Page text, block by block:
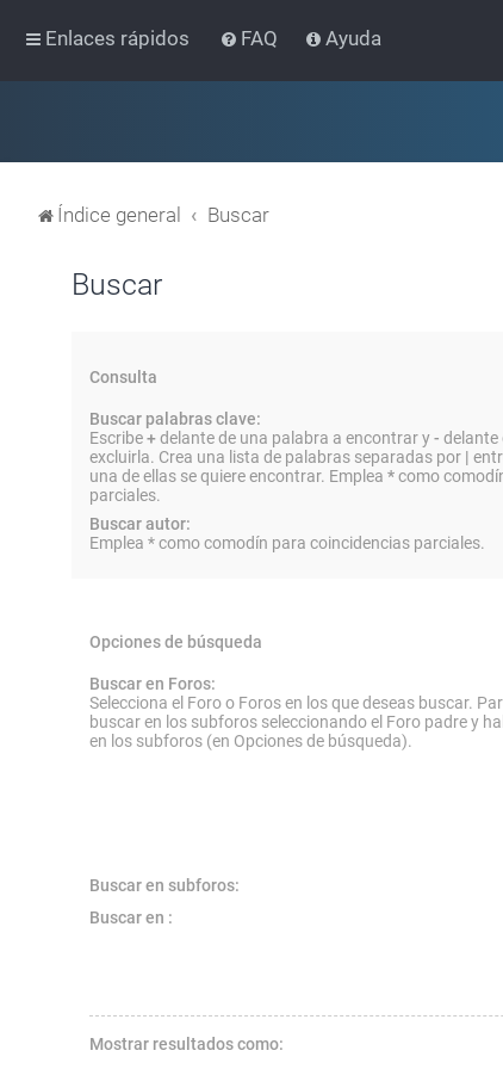
Enlaces rápidos FAQ Ayuda
Índice general Buscar
Buscar
Consulta
Buscar palabras clave:
Escribe+delante de una palabra a encontrar y- delante
excluirla. Crea una lista de palabras separadas por |
una de ellas se quiere encontrar. Emplea *como
parciales.
Buscar autor:
Emplea * como comodín para coincidencias parciales.
Opciones de búsqueda
Buscar en Foros:
Selecciona el Foro o Foros en los que deseas buscar.
buscar en los subforos seleccionando el Foro padre y
en los subforos (en Opciones de búsqueda).
Buscar en subforos:
Buscar en :
Mostrar resultados como: